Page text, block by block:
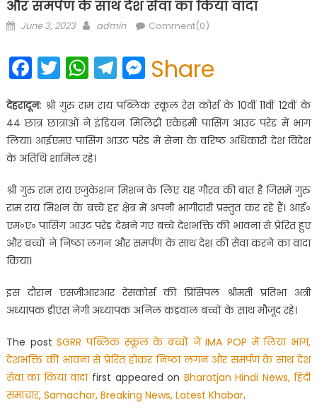
और समर्पण के साथ देश सेवा का किया वादा
Posted
June 3, 2023 Author
admin Comment(0)
Facebook
Twitter
WhatsApp
Telegram
Messenger
Share
देहरादून:श्री गुरु राम राय पब्लिक स्कूल रेस कोर्स के 10वीं 11वीं 12वीं के
44 छात्र छात्राओं ने इंडियन मिलिट्री एकेडमी पासिंग आउट परेड में भाग
लिया। आईएमए पासिंग आउट परेड में सेना के वरिष्ठ अधिकारी देश विदेश
के अतिथि शामिल रहे।
श्री गुरु राम राय एजुकेशन मिशन के लिए यह गौरव की बात है जिसमें गुरु
राम राय मिशन के बच्चे हर क्षेत्र में अपनी भागीदारी प्रस्तुत कर रहे हैं। आई॰
एम॰ए॰ पासिंग आउट परेड देखने गए बच्चे देशभक्ति की भावना से प्रेरित हुए
और बच्चों ने निष्ठा लगन और समर्पण के साथ देश की सेवा करने का वादा
किया।
इस दौरान एसजीआरआर रेसकोर्स की प्रिंसिपल श्रीमती प्रतिभा अत्री
अध्यापक डीएस नेगी अध्यापक अनिल कंडवाल बच्चों के साथ मौजूद रहे।
The postSGRR पब्लिक स्कूल के बच्चों ने IMA POP में लिया भाग,
देशभक्ति की भावना से प्रेरित होकर निष्ठा लगन और समर्पण के साथ देश
सेवा का किया वादाfirst appeared on Bharatjan Hindi News, हिंदी
समाचार, Samachar, Breaking News, Latest Khabar.